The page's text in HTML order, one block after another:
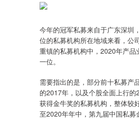
今年的冠军私募来自于广东深圳
位的私募机构所在地域来看，公
重镇的私募机构中，2020年产
一位。
需要指出的是，部分前十私募产
的2017年，以及个股全面上行
获得金牛奖的私募机构，整体较
至2020年年中，第九届中国私